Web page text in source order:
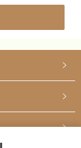


